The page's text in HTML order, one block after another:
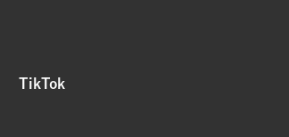
TikTok